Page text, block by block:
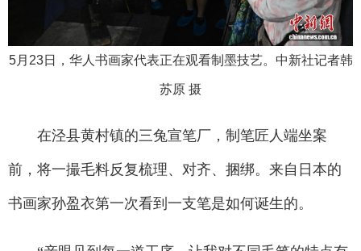
5月23日，华人书画家代表正在观看制墨技艺。中新社记者韩
苏原 摄
在泾县黄村镇的三兔宣笔厂，制笔匠人端坐案
前，将一撮毛料反复梳理、对齐、捆绑。来自日本的
书画家孙盈衣第一次看到一支笔是如何诞生的。